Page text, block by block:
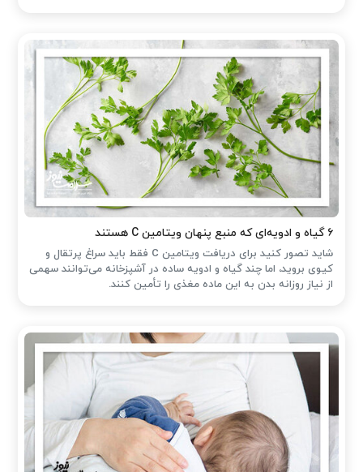
۶ گیاه و ادویه‌ای که منبع پنهان ویتامین C هستند
شاید تصور کنید برای دریافت ویتامین C فقط باید سراغ پرتقال و
کیوی بروید، اما چند گیاه و ادویه ساده در آشپزخانه می‌توانند سهمی
از نیاز روزانه بدن به این ماده مغذی را تأمین کنند.